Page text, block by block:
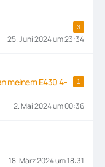
3
25. Juni 2024 um 23:34
meinem E430 4-
1
2. Mai 2024 um 00:36
18. März 2024 um 18:31